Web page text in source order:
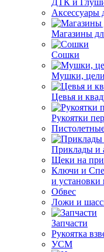
Аксессуары
Магазины
Сошки
Мушки,
Цевья и
Рукоятки
Приклады и
Щеки на
Ключи и
и установки
Обвес
Ложи и
Запчасти
Рукоятка
УСМ